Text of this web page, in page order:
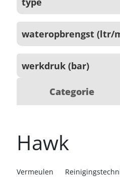
wateropbrengst (ltr/
werkdruk (bar)
Categorie
Hawk
Vermeulen